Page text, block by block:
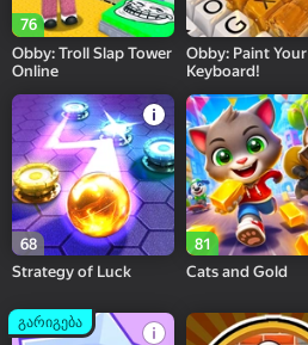
76
Obby: Troll Slap Tower
Online
Obby: Paint Your
Keyboard!
68
Strategy of Luck
81
Cats and Gold
გარიგება